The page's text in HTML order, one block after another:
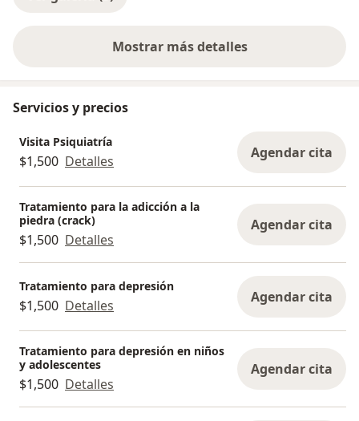
Mostrar más detalles
sobre la experiencia
Servicios y precios
Visita Psiquiatría
$1,500 Detalles Agendar cita
Tratamiento para la adicción a la
piedra (crack)
$1,500 Detalles
Agendar cita
Tratamiento para depresión
$1,500 Detalles Agendar cita
Tratamiento para depresión en niños
y adolescentes
$1,500 Detalles
Agendar cita